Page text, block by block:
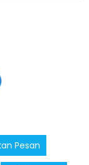
Pesan